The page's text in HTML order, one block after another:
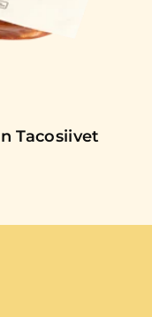
Tacosiivet